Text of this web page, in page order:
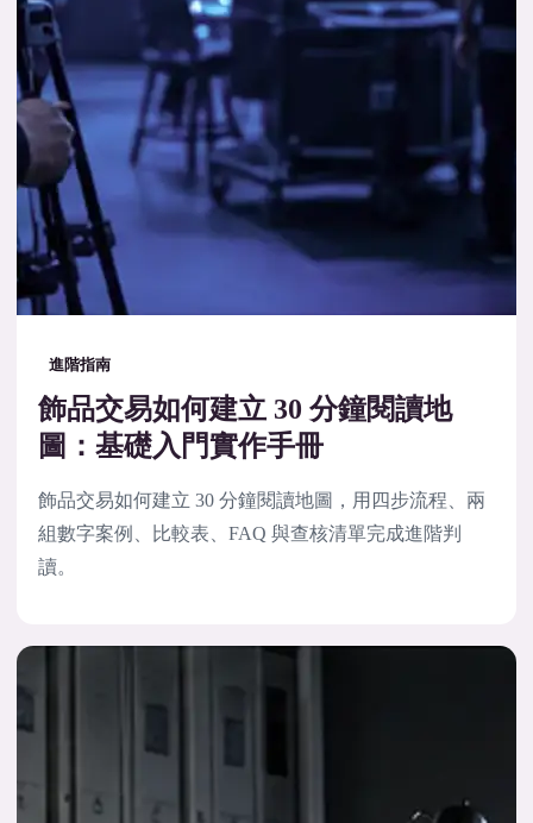
進階指南
飾品交易如何建立 30 分鐘閱讀地
圖：基礎入門實作手冊
飾品交易如何建立 30 分鐘閱讀地圖，用四步流程、兩
組數字案例、比較表、FAQ 與查核清單完成進階判
讀。